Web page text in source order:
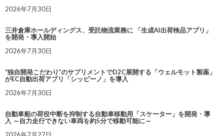
2026年7月30日
三井倉庫ホールディングス、受託物流業務に 「生成AI出荷検品アプリ」
を開発・導入開始
2026年7月30日
“独自開発こだわり”のサプリメントでD2C展開する「ウェルモット製薬」
がEC自動出荷アプリ「シッピーノ」を導入
2026年7月30日
自動車船の荷役中断を抑制する自動車移動用「スケーター」を開発・導
入 ～自力走行できない車両を約5分で移動可能に～